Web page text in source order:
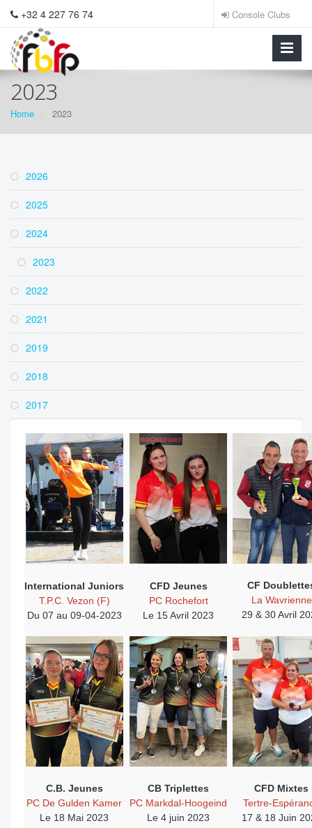
+32 4 227 76 74 Console Clubs
2023
Home 2023
2026
2025
2024
2023
2022
2021
2019
2018
2017
International Juniors
T.P.C. Vezon (F)
Du 07 au 09-04-2023
CFD Jeunes
PC Rochefort
Le 15 Avril 2023
CF
La Wavrienne
29 & 30 Avril
C.B. Jeunes
PC De Gulden Kamer
Le 18 Mai 2023
CB Triplettes
PC Markdal-Hoogeind
Le 4 juin 2023
CFD Mixtes
Tertre-
17 & 18 Juin